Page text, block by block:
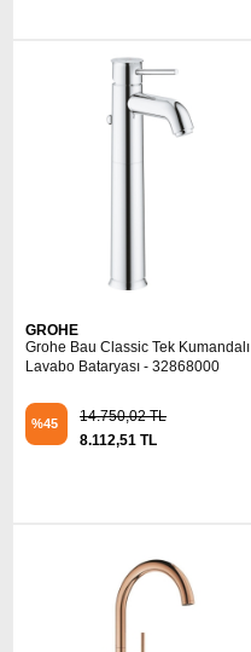
GROHE
Grohe Bau Classic Tek Kumandalı
Lavabo Bataryası - 32868000
%45
14.750,02 TL
8.112,51 TL